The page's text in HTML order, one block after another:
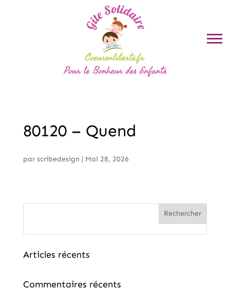
80120 – Quend
par scribedesign | Mai 28, 2026
Rechercher
Articles récents
Commentaires récents